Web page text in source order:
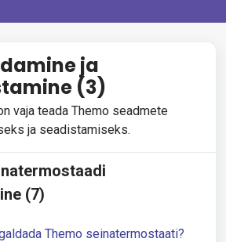
ja
(3)
vaja teada Themo seadmete
ja seadistamiseks.
(7)
Themo seinatermostaati?